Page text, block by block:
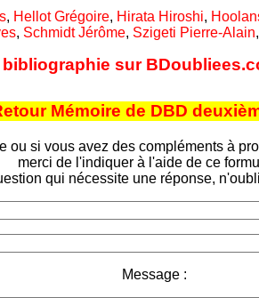
, Hellot Grégoire, Hirata Hiroshi,
, Schmidt Jérôme, Szigeti Pierre-Alain,
sur
Mémoire de DBD
ou si vous avez des compléments à
merci de l'indiquer à l'aide de ce
qui nécessite une réponse,
Message :